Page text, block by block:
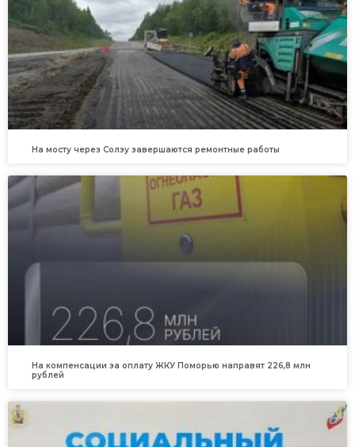
На мосту через Солзу завершаются ремонтные работы
На компенсации за оплату ЖКУ Поморью направят 226,8 млн
рублей